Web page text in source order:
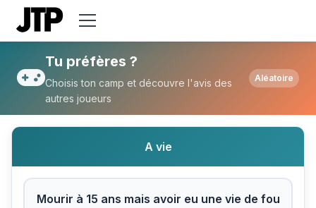
Tu préfères Mourir à 15 ans mais avoir
Tu préfères ?
Choisis ton camp et découvre l'avis des
autres joueurs
Aléatoire
A vie
Mourir à 15 ans mais avoir eu une vie de fou